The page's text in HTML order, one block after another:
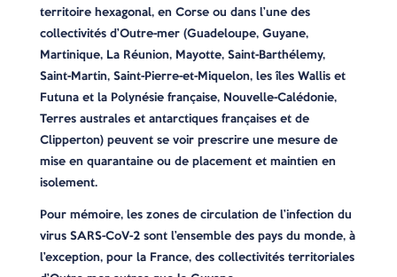
territoire hexagonal, en Corse ou dans l’une des
collectivités d’Outre-mer (Guadeloupe, Guyane,
Martinique, La Réunion, Mayotte, Saint-Barthélemy,
Saint-Martin, Saint-Pierre-et-Miquelon, les îles Wallis et
Futuna et la Polynésie française, Nouvelle-Calédonie,
Terres australes et antarctiques françaises et de
Clipperton) peuvent se voir prescrire une mesure de
mise en quarantaine ou de placement et maintien en
isolement.
Pour mémoire, les zones de circulation de l’infection du
virus SARS-CoV-2 sont l’ensemble des pays du monde, à
l’exception, pour la France, des collectivités territoriales